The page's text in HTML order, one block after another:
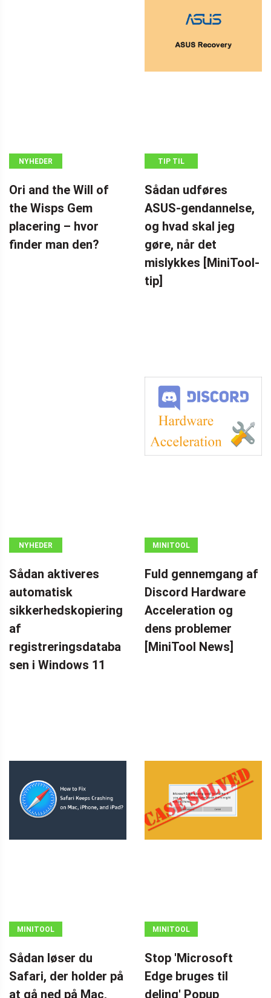
NYHEDER
Ori and the Will of
the Wisps Gem
placering – hvor
finder man den?
TIP TIL
Sådan udføres
ASUS-gendannelse,
og hvad skal jeg
gøre, når det
mislykkes [MiniTool-
tip]
NYHEDER
Sådan aktiveres
automatisk
sikkerhedskopiering
af
registreringsdataba
sen i Windows 11
MINITOOL
Fuld gennemgang af
Discord Hardware
Acceleration og
dens problemer
[MiniTool News]
MINITOOL
Sådan løser du
Safari, der holder på
at gå ned på Mac,
MINITOOL
Stop 'Microsoft
Edge bruges til
deling' Popup